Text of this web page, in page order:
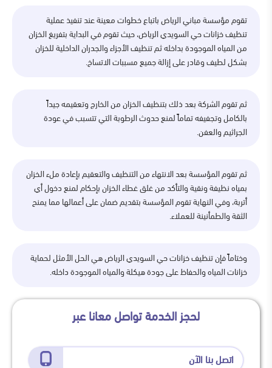
تقوم مؤسسة مباني الرياض باتباع خطوات معينة عند تنفيذ عملية
تنظيف خزانات حي السويدي الرياض، حيث تقوم في البداية بتفريغ الخزان
من المياه الموجودة بداخله ثم تنظيف الأجزاء والجدران الداخلية للخزان
بشكل لطيف وقادر على إزالة جميع مسببات الاتساخ.
ثم تقوم الشركة بعد ذلك بتنظيف الخزان من الخارج وتعقيمه جيداً
بالكامل وتجفيفه تماماً لمنع حدوث الرطوبة التي تتسبب في عودة
الجراثيم والعفن.
ثم تقوم المؤسسة بعد الانتهاء من التنظيف والتعقيم بإعادة ملء الخزان
بمياه نظيفة ونقية والتأكد من غلق غطاء الخزان بإحكام لمنع دخول أي
أتربة، وفي النهاية تقوم المؤسسة بتقديم ضمان على أعمالها مما يمنح
الثقة والطمأنينة للعملاء.
وختاماً فإن تنظيف خزانات حي السويدي الرياض هي الحل الأمثل لحماية
خزانات المياه والحفاظ على جودة هيكلة والمياه الموجودة داخله.
لحجز الخدمة تواصل معانا عبر
اتصل بنا الآن